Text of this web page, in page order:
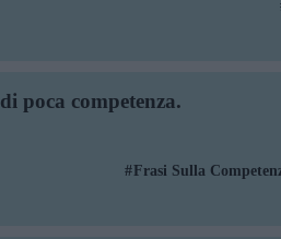
poca competenza.
Frasi Sulla